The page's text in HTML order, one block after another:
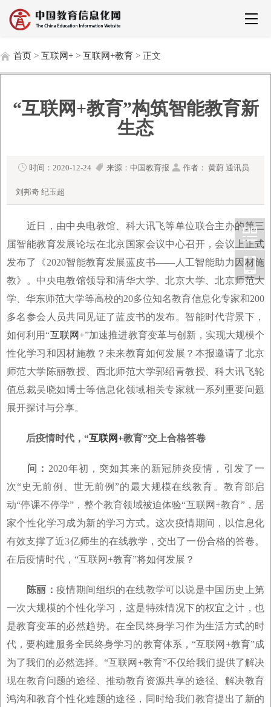
首页 > 互联网+ > 互联网+教育 > 正文
“互联网+教育”构筑智能教育新
生态
时间：2020-12-24 来源：中国教育报 作者： 黄蔚 通讯员
刘邦奇 纪玉超
近日，由中央电教馆、科大讯飞等单位联合主办的第三
届智能教育发展论坛在北京国家会议中心召开，会议上正式
发布了《2020智能教育发展蓝皮书——人工智能助力因材施
教》。中央电教馆领导和清华大学、北京大学、北京师范大
学、华东师范大学等高校的20多位知名教育信息化专家和200
多名参会人员共同见证了蓝皮书的发布。智能时代背景下，
如何利用“互联网+”加速推进教育变革与创新，实现大规模个
性化学习和因材施教？未来教育如何发展？本报邀请了北京
师范大学陈丽教授、西北师范大学郭绍青教授、科大讯飞轮
值总裁吴晓如博士等信息化领域相关专家就一系列重要问题
展开探讨与分享。
后疫情时代，“互联网+教育”交上合格答卷
问： 2020年初，突如其来的新冠肺炎疫情，引发了一
次“史无前例、世无前例”的最大规模在线教育。教育部启
动“停课不停学”，整个教育领域被迫体验“互联网+教育”，居
家个性化学习成为新的学习方式。这次疫情期间，以信息化
有效支撑了近3亿师生的在线教学，交出了一份合格的答卷。
在后疫情时代，“互联网+教育”将如何发展？
陈丽： 疫情期间组织的在线教学可以说是中国历史上第
一次大规模的个性化学习，这是特殊情况下的权宜之计，也
是教育变革的必然趋势。在全民终身学习作为生活方式的时
代，要构建服务全民终身学习的教育体系，“互联网+教育”成
为了我们的必然选择。“互联网+教育”不仅给我们提供了解决
现在教育问题的途径、推动教育资源共享的途径、解决教育
鸿沟和教育个性化难题的途径，同时给我们教育提出了新的